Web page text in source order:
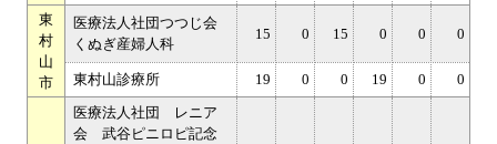
東
村
山
市
医療法人社団つつじ会
くぬぎ産婦人科
15 0 15 0 0 0
東村山診療所 19 0 0 19 0 0
医療法人社団 レニア
会 武谷ピニロピ記念